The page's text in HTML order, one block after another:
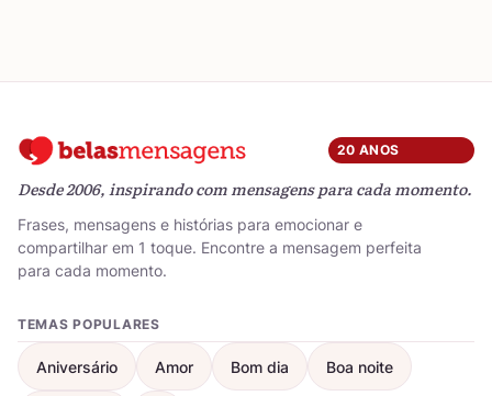
20 ANOS
Desde 2006, inspirando com mensagens para cada momento.
Frases, mensagens e histórias para emocionar e
compartilhar em 1 toque. Encontre a mensagem perfeita
para cada momento.
TEMAS POPULARES
Aniversário Amor Bom dia Boa noite